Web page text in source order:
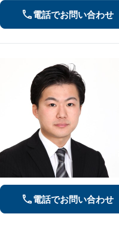
電話でお問い合わせ
電話でお問い合わせ